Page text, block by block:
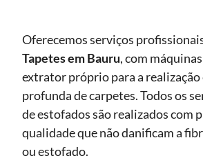
Oferecemos serviços
Tapetesem Bauru, com
extrator próprio para a realização
profunda de carpetes. Todos os
de estofados são realizados com
qualidade que não danificam a
ou estofado.